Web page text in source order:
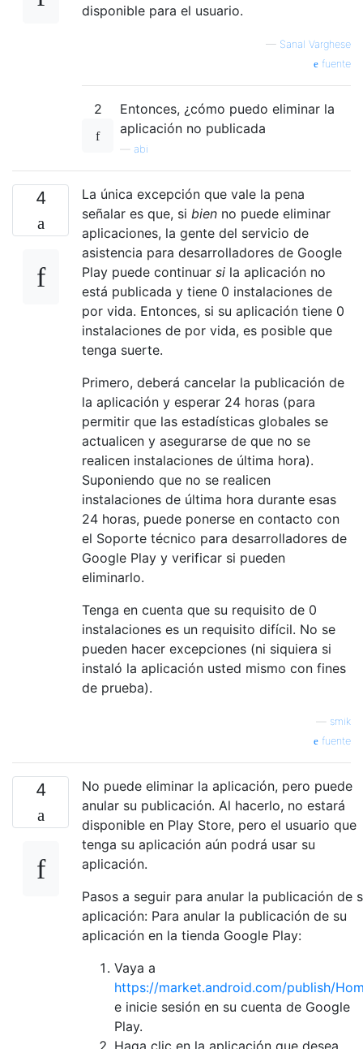
disponible para el usuario.
— Sanal Varghese
fuente
2
Entonces, ¿cómo puedo eliminar la
aplicación no publicada
abi
4
La única excepción que vale la pena
señalar es que, si bien no puede eliminar
aplicaciones, la gente del servicio de
asistencia para desarrolladores de Google
Play puede continuar si la aplicación no
está publicada y tiene 0 instalaciones de
por vida. Entonces, si su aplicación tiene 0
instalaciones de por vida, es posible que
tenga suerte.
Primero, deberá cancelar la publicación de
la aplicación y esperar 24 horas (para
permitir que las estadísticas globales se
actualicen y asegurarse de que no se
realicen instalaciones de última hora).
Suponiendo que no se realicen
instalaciones de última hora durante esas
24 horas, puede ponerse en contacto con
el Soporte técnico para desarrolladores de
Google Play y verificar si pueden
eliminarlo.
Tenga en cuenta que su requisito de 0
instalaciones es un requisito difícil. No se
pueden hacer excepciones (ni siquiera si
instaló la aplicación usted mismo con fines
de prueba).
smik
fuente
4
No puede eliminar la aplicación, pero puede
anular su publicación. Al hacerlo, no estará
disponible en Play Store, pero el usuario que
tenga su aplicación aún podrá usar su
aplicación.
Pasos a seguir para anular la publicación de
aplicación: Para anular la publicación de su
aplicación en la tienda Google Play:
Vaya a
https://market.android.com/publish/
e inicie sesión en su cuenta de Google
Play.
Haga clic en la aplicación que desea